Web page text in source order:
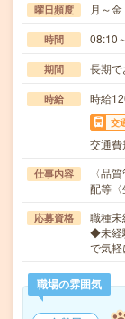
曜日頻度 月～金
時間 08:10
期間 長期で
時給 時給
交
交通
仕事内容
〈品
配等
応募資格
職種未
◆未経
で気
職場の雰囲気